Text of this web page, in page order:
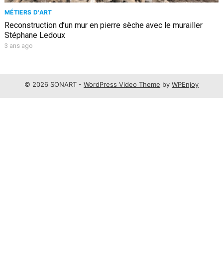
MÉTIERS D'ART
Reconstruction d’un mur en pierre sèche avec le murailler
Stéphane Ledoux
3 ans ago
© 2026 SONART - WordPress Video Theme by WPEnjoy